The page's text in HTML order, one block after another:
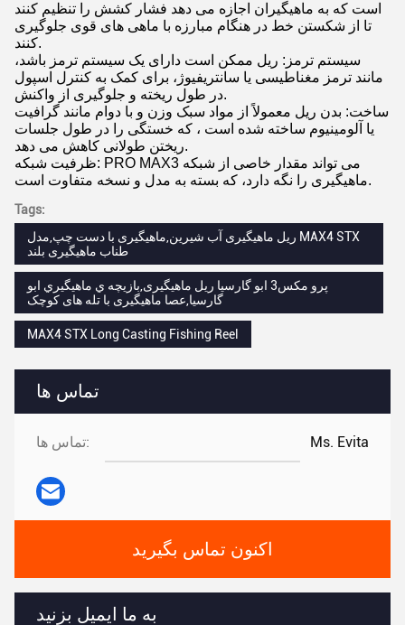
تماس ها
تماس ها: Ms. Evita
اکنون تماس بگیرید
به ما ایمیل بزنید
است که به ماهیگیران اجازه می دهد فشار کشش را تنظیم کنند
تا از شکستن خط در هنگام مبارزه با ماهی های قوی جلوگیری
کنند.
سیستم ترمز: ریل ممکن است دارای یک سیستم ترمز باشد،
مانند ترمز مغناطیسی یا سانتریفیوژ، برای کمک به کنترل اسپول
در طول ریخته و جلوگیری از واکنش.
ساخت: بدن ریل معمولاً از مواد سبک وزن و با دوام مانند گرافیت
یا آلومینیوم ساخته شده است ، که خستگی را در طول جلسات
ریختن طولانی کاهش می دهد.
ظرفیت شبکه: PRO MAX3 می تواند مقدار خاصی از شبکه
ماهیگیری را نگه دارد، که بسته به مدل و نسخه متفاوت است.
Tags:
ریل ماهیگیری آب شیرین,ماهیگیری با دست چپ,مدل MAX4 STX
طناب ماهیگیری بلند
پرو مکس3 ابو گارسیا ریل ماهیگیری,بازيچه ي ماهيگيري ابو
گارسيا,عصا ماهیگیری با تله های کوچک
MAX4 STX Long Casting Fishing Reel